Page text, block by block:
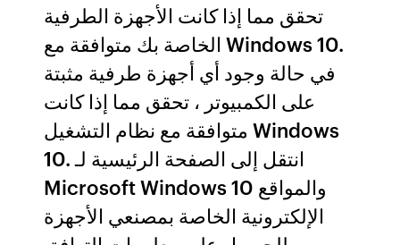
تحقق مما إذا كانت الأجهزة الطرفية
الخاصة بك متوافقة مع Windows 10.
في حالة وجود أي أجهزة طرفية مثبتة
على الكمبيوتر ، تحقق مما إذا كانت
متوافقة مع نظام التشغيل Windows
10. انتقل إلى الصفحة الرئيسية لـ
Microsoft Windows 10 والمواقع
الإلكترونية الخاصة بمصنعي الأجهزة